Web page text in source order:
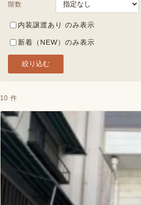
階数
内装譲渡あり のみ表示
新着（NEW）のみ表示
絞り込む
10 件